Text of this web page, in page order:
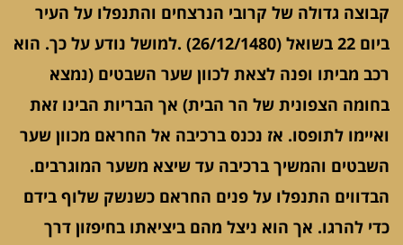
קבוצה גדולה של קרובי הנרצחים והתנפלו על העיר
ביום 22 בשואל (26/12/1480) .למושל נודע על כך. הוא
רכב מביתו ופנה לצאת לכוון שער השבטים (נמצא
בחומה הצפונית של הר הבית) אך הבריות הבינו זאת
ואיימו לתופסו. אז נכנס ברכיבה אל החראם מכוון שער
השבטים והמשיך ברכיבה עד שיצא משער המוגרבים.
הבדווים התנפלו על פנים החראם כשנשק שלוף בידם
כדי להרגו. אך הוא ניצל מהם ביציאתו בחיפזון דרך